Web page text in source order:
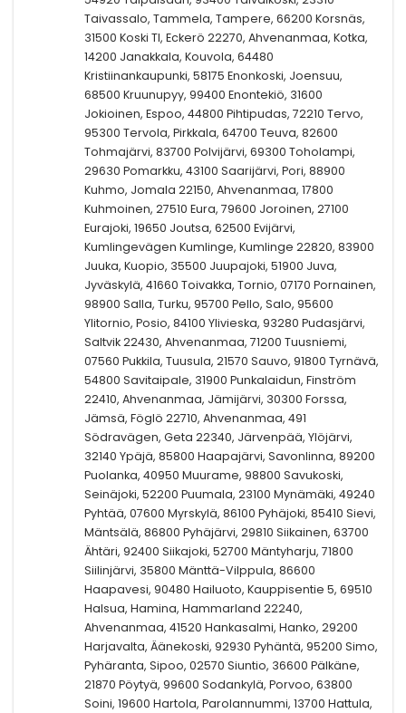
Taivassalo, Tammela, Tampere, 66200 Korsnäs,
31500 Koski Tl, Eckerö 22270, Ahvenanmaa, Kotka,
14200 Janakkala, Kouvola, 64480
Kristiinankaupunki, 58175 Enonkoski, Joensuu,
68500 Kruunupyy, 99400 Enontekiö, 31600
Jokioinen, Espoo, 44800 Pihtipudas, 72210 Tervo,
95300 Tervola, Pirkkala, 64700 Teuva, 82600
Tohmajärvi, 83700 Polvijärvi, 69300 Toholampi,
29630 Pomarkku, 43100 Saarijärvi, Pori, 88900
Kuhmo, Jomala 22150, Ahvenanmaa, 17800
Kuhmoinen, 27510 Eura, 79600 Joroinen, 27100
Eurajoki, 19650 Joutsa, 62500 Evijärvi,
Kumlingevägen Kumlinge, Kumlinge 22820, 83900
Juuka, Kuopio, 35500 Juupajoki, 51900 Juva,
Jyväskylä, 41660 Toivakka, Tornio, 07170 Pornainen,
98900 Salla, Turku, 95700 Pello, Salo, 95600
Ylitornio, Posio, 84100 Ylivieska, 93280 Pudasjärvi,
Saltvik 22430, Ahvenanmaa, 71200 Tuusniemi,
07560 Pukkila, Tuusula, 21570 Sauvo, 91800 Tyrnävä,
54800 Savitaipale, 31900 Punkalaidun, Finström
22410, Ahvenanmaa, Jämijärvi, 30300 Forssa,
Jämsä, Föglö 22710, Ahvenanmaa, 491
Södravägen, Geta 22340, Järvenpää, Ylöjärvi,
32140 Ypäjä, 85800 Haapajärvi, Savonlinna, 89200
Puolanka, 40950 Muurame, 98800 Savukoski,
Seinäjoki, 52200 Puumala, 23100 Mynämäki, 49240
Pyhtää, 07600 Myrskylä, 86100 Pyhäjoki, 85410 Sievi,
Mäntsälä, 86800 Pyhäjärvi, 29810 Siikainen, 63700
Ähtäri, 92400 Siikajoki, 52700 Mäntyharju, 71800
Siilinjärvi, 35800 Mänttä-Vilppula, 86600
Haapavesi, 90480 Hailuoto, Kauppisentie 5, 69510
Halsua, Hamina, Hammarland 22240,
Ahvenanmaa, 41520 Hankasalmi, Hanko, 29200
Harjavalta, Äänekoski, 92930 Pyhäntä, 95200 Simo,
Pyhäranta, Sipoo, 02570 Siuntio, 36600 Pälkäne,
21870 Pöytyä, 99600 Sodankylä, Porvoo, 63800
Soini, 19600 Hartola, Parolannummi, 13700 Hattula,